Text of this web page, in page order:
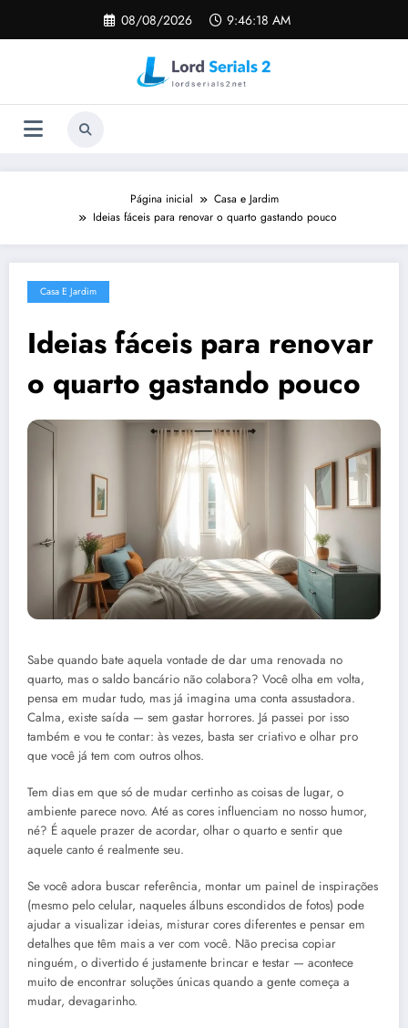
o
08/08/2026 9:46:19 AM
Página inicial
Casa e Jardim
Ideias fáceis para renovar o quarto gastando pouco
Casa E Jardim
Ideias fáceis para renovar
o quarto gastando pouco
Sabe quando bate aquela vontade de dar uma renovada no
quarto, mas o saldo bancário não colabora? Você olha em volta,
pensa em mudar tudo, mas já imagina uma conta assustadora.
Calma, existe saída — sem gastar horrores. Já passei por isso
também e vou te contar: às vezes, basta ser criativo e olhar pro
que você já tem com outros olhos.
Tem dias em que só de mudar certinho as coisas de lugar, o
ambiente parece novo. Até as cores influenciam no nosso humor,
né? É aquele prazer de acordar, olhar o quarto e sentir que
aquele canto é realmente seu.
Se você adora buscar referência, montar um painel de inspirações
(mesmo pelo celular, naqueles álbuns escondidos de fotos) pode
ajudar a visualizar ideias, misturar cores diferentes e pensar em
detalhes que têm mais a ver com você. Não precisa copiar
ninguém, o divertido é justamente brincar e testar — acontece
muito de encontrar soluções únicas quando a gente começa a
mudar, devagarinho.